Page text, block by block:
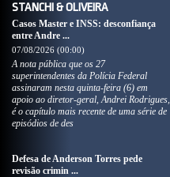
STANCHI & OLIVEIRA
Casos Master e INSS: desconfiança
entre Andre ...
07/08/2026 (00:00)
A nota pública que os 27
superintendentes da Polícia Federal
assinaram nesta quinta-feira (6) em
apoio ao diretor-geral, Andrei Rodrigues,
é o capítulo mais recente de uma série de
episódios de des
Defesa de Anderson Torres pede
revisão crimin ...